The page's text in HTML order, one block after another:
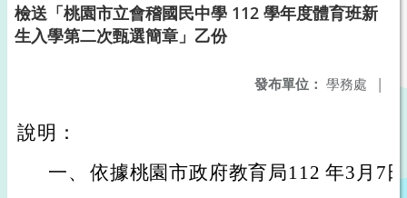
檢送「桃園市立會稽國民中學 112 學年度體育班新
生入學第二次甄選簡章」乙份
發布單位： 學務處 |
說明：
一、 依據桃園市政府教育局112 年3月7